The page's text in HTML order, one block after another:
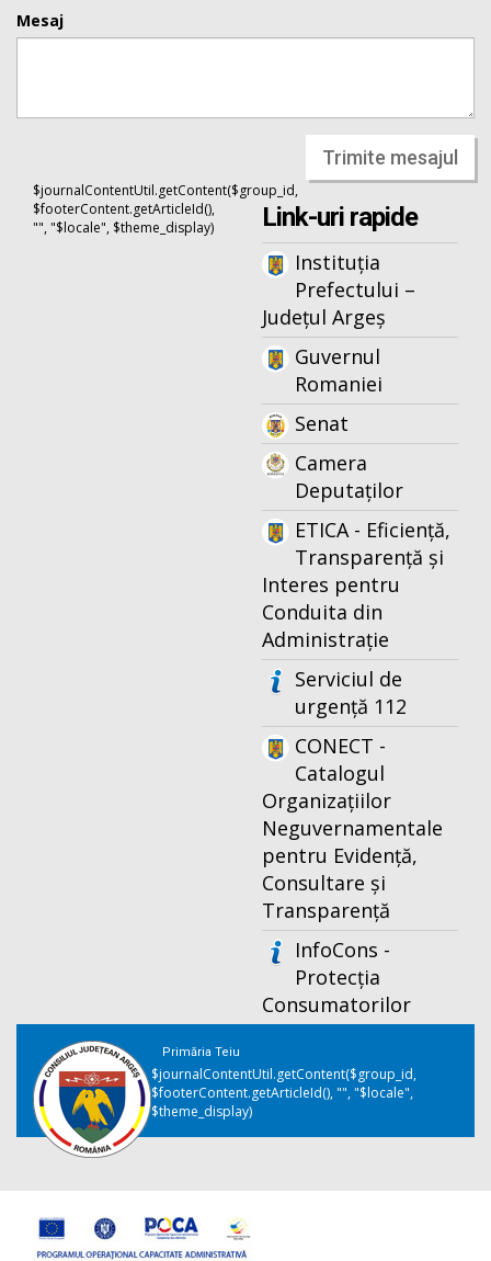
Mesaj
Trimite mesajul
$journalContentUtil.getContent($group_id,
$footerContent.getArticleId(),
"", "$locale", $theme_display)
Link-uri rapide
Instituția
Prefectului –
Județul Argeș
Guvernul
Romaniei
Senat
Camera
Deputaților
ETICA - Eficiență,
Transparență și
Interes pentru
Conduita din
Administrație
Serviciul de
urgență 112
CONECT -
Catalogul
Organizațiilor
Neguvernamentale
pentru Evidență,
Consultare și
Transparență
InfoCons -
Protecția
Consumatorilor
Primăria Teiu
$journalContentUtil.getContent($group_id,
$footerContent.getArticleId(), "", "$locale",
$theme_display)